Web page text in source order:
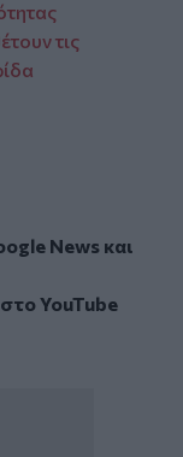
τις
Newsκαι
YouTube